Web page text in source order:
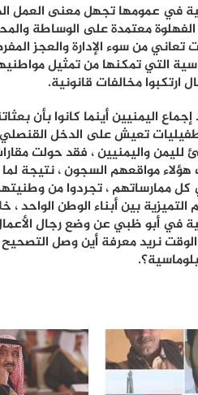
في عمومها تجهل معنى العمل
معتمدة على الوساطة
تعاني من سوء الإدارة والعجز
التي تمكنها من تمثيل
مخالفات قانونية.
اليمنيين أينما كانوا بأن
تعيش على الدخل
واليمنيين ، فقد حولت
هؤلاء مواقعهم السجون ، نتيجة
ممارساتهم ، تجردوا من
بين أبناء الوطن الواحد ،
في أبو ظبي عن وضع رجال
نريد معرفة أين وصل التصحيح